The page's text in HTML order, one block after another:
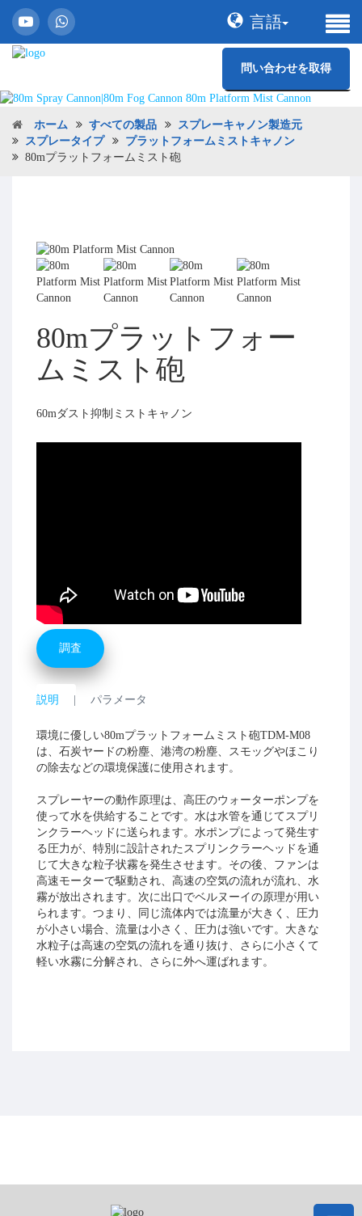
言語
問い合わせを取得
ホーム すべての製品
スプレーキャノン製造元
スプレータイプ
プラットフォームミストキャノン
80mプラットフォームミスト砲
80mプラットフォー
ムミスト砲
60mダスト抑制ミストキャノン
調査
説明 パラメータ
環境に優しい80mプラットフォームミスト砲TDM-M08
は、石炭ヤードの粉塵、港湾の粉塵、スモッグやほこり
の除去などの環境保護に使用されます。
スプレーヤーの動作原理は、高圧のウォーターポンプを
使って水を供給することです。水は水管を通じてスプリ
ンクラーヘッドに送られます。水ポンプによって発生す
る圧力が、特別に設計されたスプリンクラーヘッドを通
じて大きな粒子状霧を発生させます。その後、ファンは
高速モーターで駆動され、高速の空気の流れが流れ、水
霧が放出されます。次に出口でベルヌーイの原理が用い
られます。つまり、同じ流体内では流量が大きく、圧力
が小さい場合、流量は小さく、圧力は強いです。大きな
水粒子は高速の空気の流れを通り抜け、さらに小さくて
軽い水霧に分解され、さらに外へ運ばれます。